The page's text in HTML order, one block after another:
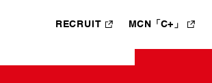
RECRUIT MCN「C+」